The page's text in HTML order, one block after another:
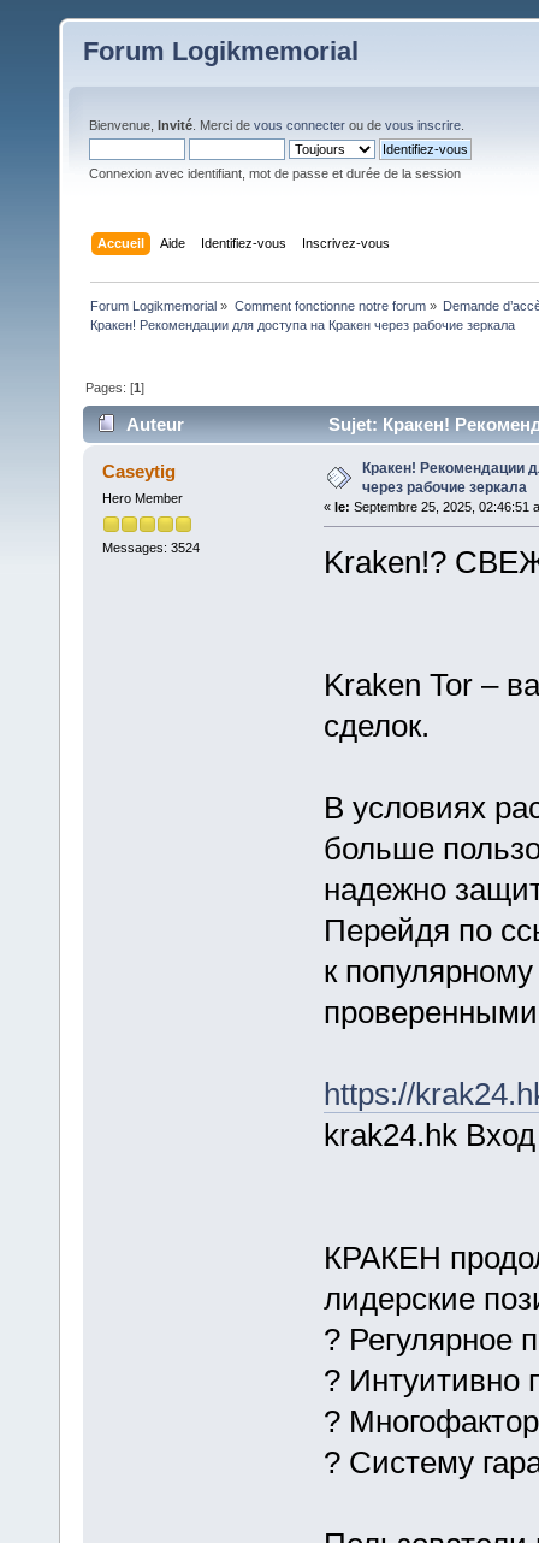
Forum Logikmemorial
Bienvenue, Invité . Merci de vous connecter ou de vous inscrire
Connexion avec identifiant, mot de passe et durée de la session
Accueil Aide Identifiez-vous Inscrivez-vous
Forum Logikmemorial » Comment fonctionne notre forum» Demande
Кракен! Рекомендации для доступа на Кракен через рабочие зеркала
Pages: [1]
Auteur
Sujet: Кракен!
fois)
Caseytig
Hero Member
Messages: 3524
Кракен! Рекомендации
через рабочие зеркала
« le: Septembre 25, 2025, 02:46:51
Kraken!?
Kraken Tor –
сделок.
В условиях
больше
надежно
Перейдя по
к
https://
krak24.hk Вход
КРАКЕН
лидерские
? Регулярное
? Интуитивно
?
? Систему